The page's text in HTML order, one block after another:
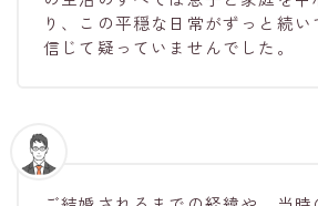
り、この平穏な日常がずっと続い
信じて疑っていませんでした。